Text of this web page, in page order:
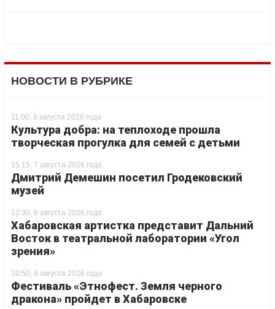
НОВОСТИ В РУБРИКЕ
11:00, 8 августа 2026 года
Культура добра: на теплоходе прошла
творческая прогулка для семей с детьми
15:15, 7 августа 2026 года
Дмитрий Демешин посетил Гродековский
музей
12:30, 6 августа 2026 года
Хабаровская артистка представит Дальний
Восток в театральной лаборатории «Угол
зрения»
10:50, 6 августа 2026 года
Фестиваль «Этнофест. Земля черного
дракона» пройдет в Хабаровске